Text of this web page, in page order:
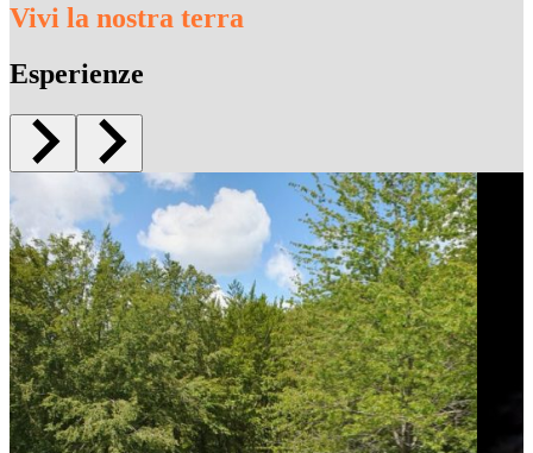
Vivi la nostra terra
Esperienze